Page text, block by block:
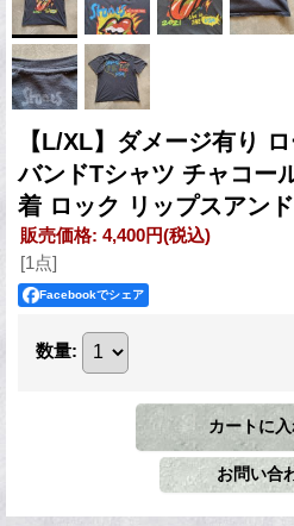
【L/XL】ダメージ有り
バンドTシャツ チャコー
着 ロック リップスアン
販売価格: 4,400円(税込)
[1点]
Facebookでシェア
数量: